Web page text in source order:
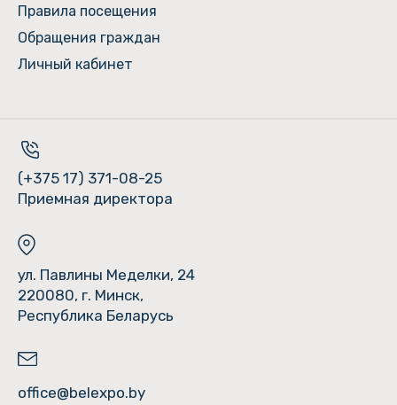
Правила посещения
Обращения граждан
Личный кабинет
(+375 17) 371-08-25
Приемная директора
ул. Павлины Меделки, 24
220080, г. Минск,
Республика Беларусь
office@belexpo.by